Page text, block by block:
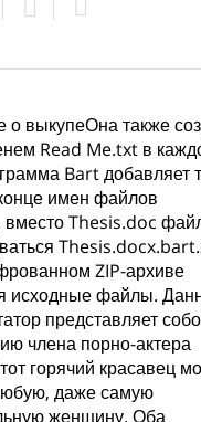
выкупеОна также
Read Me.txt в
Bart добавляет
имен файлов
вместо Thesis.doc
ZIP-архиве
исходные файлы.
представляет
члена порно-актера
горячий красавец
даже самую
женщину. Оба